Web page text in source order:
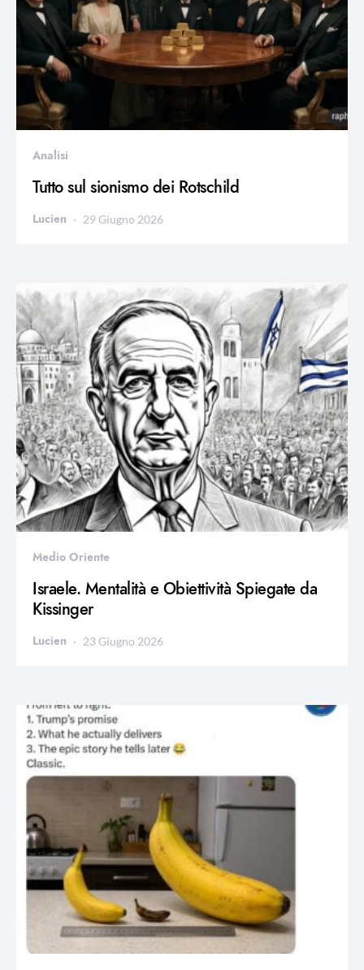
Analisi
Tutto sul sionismo dei Rotschild
Lucien 29 Giugno 2026
Medio Oriente
Israele. Mentalità e Obiettività Spiegate da
Kissinger
Lucien 23 Giugno 2026